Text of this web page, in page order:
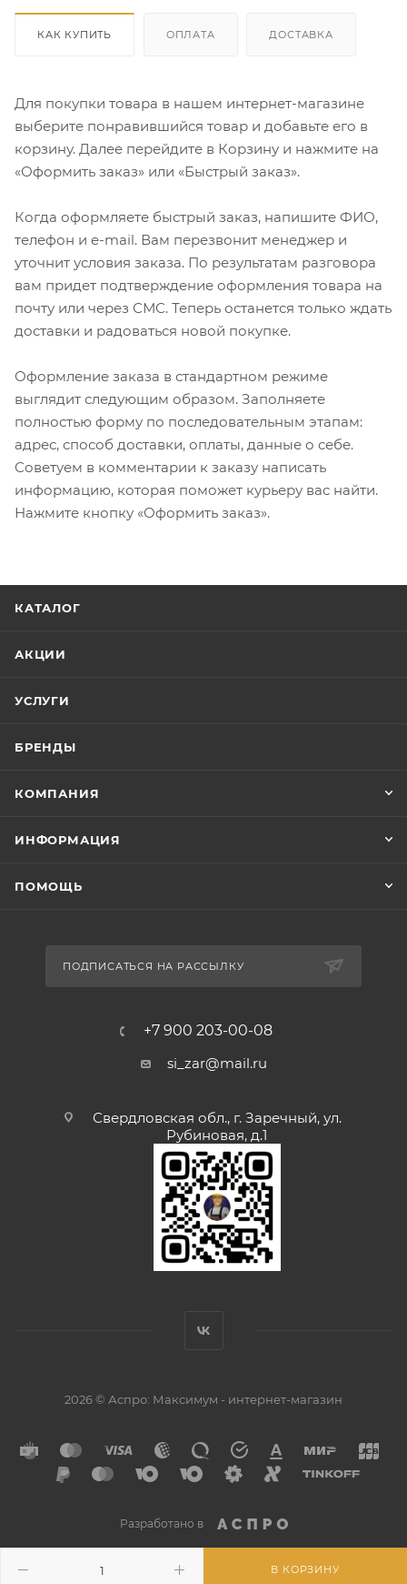
В КОРЗИНУ
КАК КУПИТЬ ОПЛАТА ДОСТАВКА
Для покупки товара в нашем интернет-магазине
выберите понравившийся товар и добавьте его в
корзину. Далее перейдите в Корзину и нажмите на
«Оформить заказ» или «Быстрый заказ».
Когда оформляете быстрый заказ, напишите ФИО,
телефон и e-mail. Вам перезвонит менеджер и
уточнит условия заказа. По результатам разговора
вам придет подтверждение оформления товара на
почту или через СМС. Теперь останется только ждать
доставки и радоваться новой покупке.
Оформление заказа в стандартном режиме
выглядит следующим образом. Заполняете
полностью форму по последовательным этапам:
адрес, способ доставки, оплаты, данные о себе.
Советуем в комментарии к заказу написать
информацию, которая поможет курьеру вас найти.
Нажмите кнопку «Оформить заказ».
КАТАЛОГ
АКЦИИ
УСЛУГИ
БРЕНДЫ
КОМПАНИЯ
ИНФОРМАЦИЯ
ПОМОЩЬ
ПОДПИСАТЬСЯ НА РАССЫЛКУ
+7 900 203-00-08
si_zar@mail.ru
Свердловская обл., г. Заречный, ул.
Рубиновая, д.1
2026 © Аспро: Максимум - интернет-магазин
Разработано в